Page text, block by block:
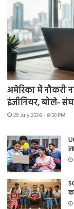
अमेरिका में नौकरी
इंजीनियर, बोले-
29 July 2026 - 8:00 PM